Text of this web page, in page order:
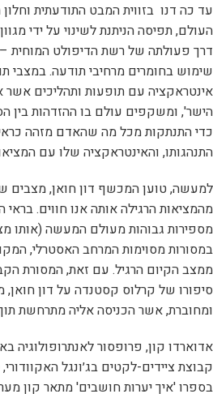
עד כה דנו בזווית המבט התודעתית
העולם, תפיסה הניתנת לשינוי על ידי
דרך פעולתה של רשת הדיפולט המוחית
שימוש בחומרים מרחיבי תודעה. במצבי
אינטראקציה עם תופעות ותהליכים
הישר', ומשקפים עולם בו ההזדהות בין
כדי התנתקות מכל מה שהאדם מזהה
התנהגותו, והאינטראקציה שלו עם
למעשה, טוען המכשף דון חואן, מצבים
מהמציאות הרגילה אותה אנו חווים. בראי
מספירות גבוהות מעולם המעשה (אותו
במסורות מסוימות המרחב האסטרלי,
ממצב הקיום הרגיל. עם זאת, המסורת
סיפורו של קרלוס קסטנדה על דון
ומחוברת, אשר הכניסה אליה מתרחשת
אדוארדו קון, פרופסור
קבוצת ציידים-לקטים בג׳ונגל
בספרו 'איך יערות חושבים' מתאר קון